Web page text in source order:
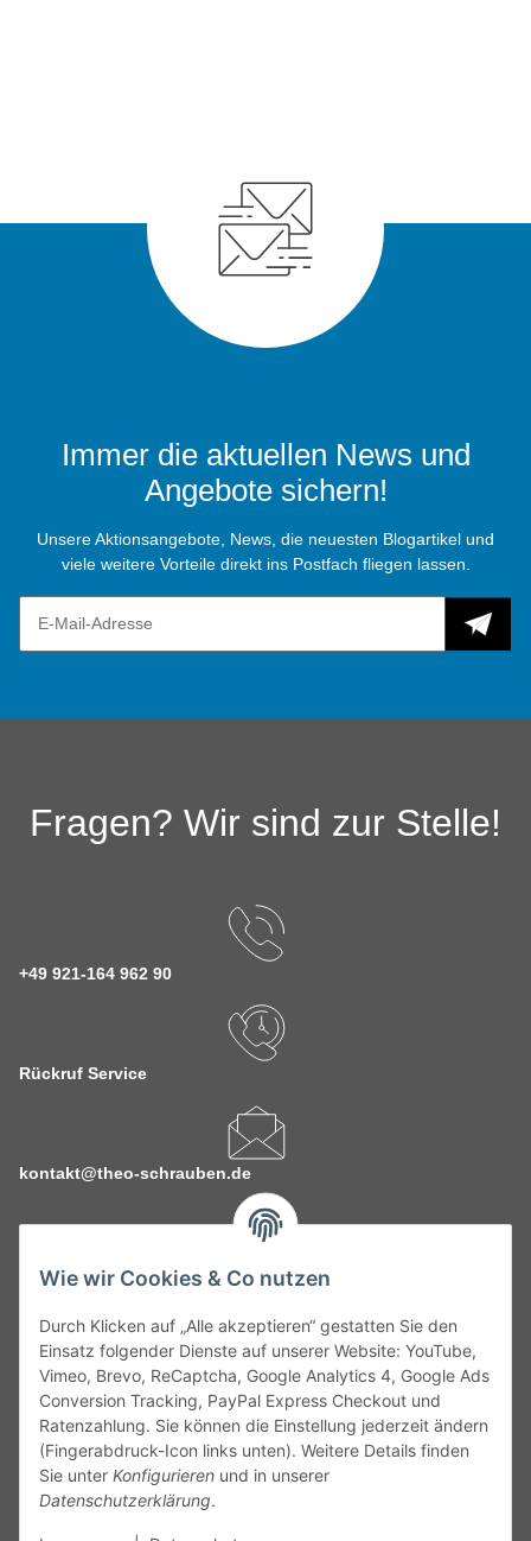
Wie wir Cookies & Co nutzen
Durch Klicken auf „Alle akzeptieren“ gestatten Sie den
Einsatz folgender Dienste auf unserer Website: YouTube,
Vimeo, Brevo, ReCaptcha, Google Analytics 4, Google Ads
Conversion Tracking, PayPal Express Checkout und
Ratenzahlung. Sie können die Einstellung jederzeit ändern
(Fingerabdruck-Icon links unten). Weitere Details finden
Sie unter Konfigurieren und in unserer
Datenschutzerklärung.
Immer die aktuellen News und
Angebote sichern!
Unsere Aktionsangebote, News, die neuesten Blogartikel und
viele weitere Vorteile direkt ins Postfach fliegen lassen.
Fragen? Wir sind zur Stelle!
+49 921-164 962 90
Rückruf Service
kontakt@theo-schrauben.de
Service
Gesetzliche Informationen
Alle technischen Angaben ohne Gewähr. Irrtümer und fehlerhafte
Angaben vorbehalten. Wenn Sie Datenblätter oder spezielle